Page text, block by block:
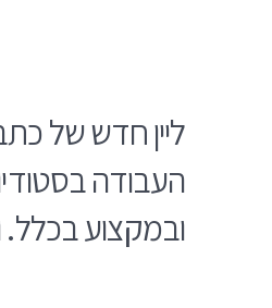
ליין חדש של
העבודה
ובמקצוע